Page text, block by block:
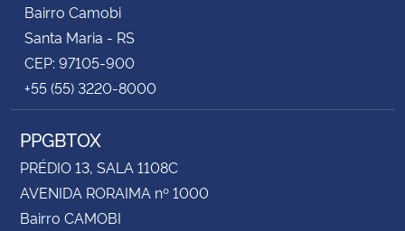
Bairro Camobi
Santa Maria - RS
CEP: 97105-900
+55 (55) 3220-8000
PPGBTOX
PRÉDIO 13, SALA 1108C
AVENIDA RORAIMA nº 1000
Bairro CAMOBI